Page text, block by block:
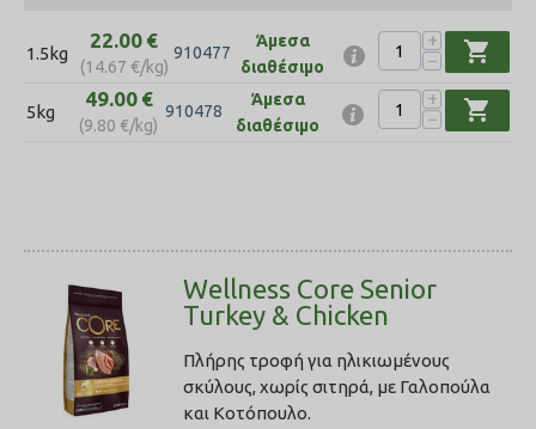
1.5kg
22.00 €
(14.67 €/kg)
910477
Άμεσα
διαθέσιμο
+
−
shopping_cart
5kg
49.00 €
(9.80 €/kg)
910478
Άμεσα
διαθέσιμο
+
−
shopping_cart
Wellness Core Senior
Turkey & Chicken
Πλήρης τροφή για ηλικιωμένους
σκύλους, χωρίς σιτηρά, με Γαλοπούλα
και Κοτόπουλο.